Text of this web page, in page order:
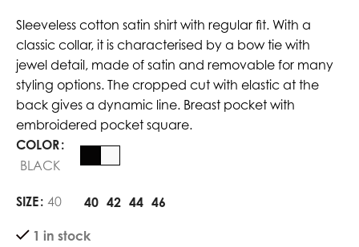
Sleeveless cotton satin shirt with regular fit. With a
classic collar, it is characterised by a bow tie with
jewel detail, made of satin and removable for many
styling options. The cropped cut with elastic at the
back gives a dynamic line. Breast pocket with
embroidered pocket square.
COLOR
BLACK
SIZE 40 40 42 44 46
1 in stock